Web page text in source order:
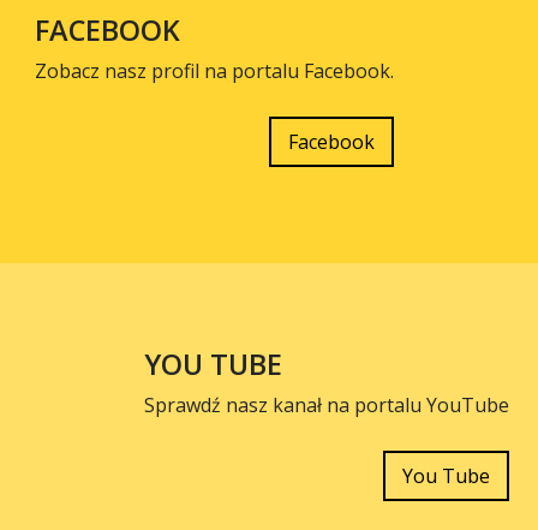
FACEBOOK
Zobacz nasz profil na portalu Facebook.
Facebook
YOU TUBE
Sprawdź nasz kanał na portalu YouTube
You Tube